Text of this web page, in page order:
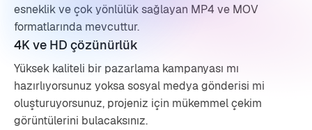
esneklik ve çok yönlülük sağlayan MP4 ve MOV
formatlarında mevcuttur.
4K ve HD çözünürlük
Yüksek kaliteli bir pazarlama kampanyası mı
hazırlıyorsunuz yoksa sosyal medya gönderisi mi
oluşturuyorsunuz, projeniz için mükemmel çekim
görüntülerini bulacaksınız.